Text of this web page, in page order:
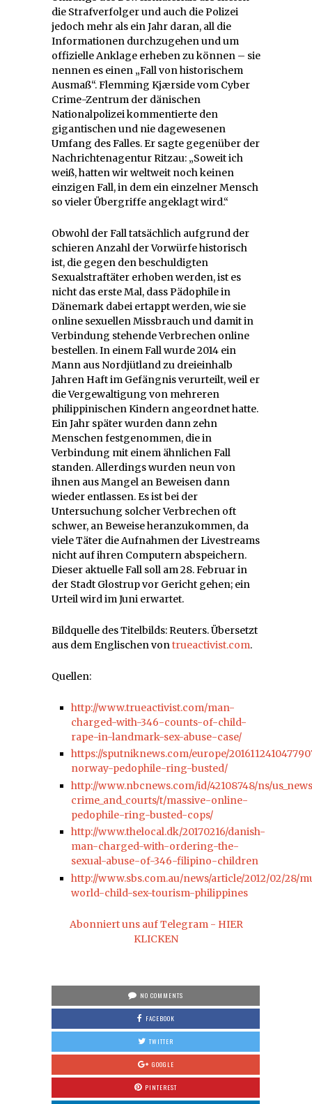
die Strafverfolger und auch die Polizei
jedoch mehr als ein Jahr daran, all die
Informationen durchzugehen und um
offizielle Anklage erheben zu können – sie
nennen es einen „Fall von historischem
Ausmaß“. Flemming Kjærside vom Cyber
Crime-Zentrum der dänischen
Nationalpolizei kommentierte den
gigantischen und nie dagewesenen
Umfang des Falles. Er sagte gegenüber der
Nachrichtenagentur Ritzau: „Soweit ich
weiß, hatten wir weltweit noch keinen
einzigen Fall, in dem ein einzelner Mensch
so vieler Übergriffe angeklagt wird.“
Obwohl der Fall tatsächlich aufgrund der
schieren Anzahl der Vorwürfe historisch
ist, die gegen den beschuldigten
Sexualstraftäter erhoben werden, ist es
nicht das erste Mal, dass Pädophile in
Dänemark dabei ertappt werden, wie sie
online sexuellen Missbrauch und damit in
Verbindung stehende Verbrechen online
bestellen. In einem Fall wurde 2014 ein
Mann aus Nordjütland zu dreieinhalb
Jahren Haft im Gefängnis verurteilt, weil er
die Vergewaltigung von mehreren
philippinischen Kindern angeordnet hatte.
Ein Jahr später wurden dann zehn
Menschen festgenommen, die in
Verbindung mit einem ähnlichen Fall
standen. Allerdings wurden neun von
ihnen aus Mangel an Beweisen dann
wieder entlassen. Es ist bei der
Untersuchung solcher Verbrechen oft
schwer, an Beweise heranzukommen, da
viele Täter die Aufnahmen der Livestreams
nicht auf ihren Computern abspeichern.
Dieser aktuelle Fall soll am 28. Februar in
der Stadt Glostrup vor Gericht gehen; ein
Urteil wird im Juni erwartet.
Bildquelle des Titelbilds: Reuters. Übersetzt
aus dem Englischen vontrueactivist.com.
Quellen:
http://www.trueactivist.com/man-
charged-with-346-counts-of-child-
rape-in-landmark-sex-abuse-case/
https://sputniknews.com/europe/
norway-pedophile-ring-busted/
http://www.nbcnews.com/id/42108748/ns/
crime_and_courts/t/massive-online-
pedophile-ring-busted-cops/
http://www.thelocal.dk/20170216/danish-
man-charged-with-ordering-the-
sexual-abuse-of-346-filipino-children
http://www.sbs.com.au/news/article/2012/02/28/
world-child-sex-tourism-philippines
Abonniert uns auf Telegram - HIER
KLICKEN
NO COMMENTS
FACEBOOK
TWITTER
GOOGLE
PINTEREST